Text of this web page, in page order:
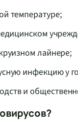
температуре;
лайнере;
инфекцию у
и